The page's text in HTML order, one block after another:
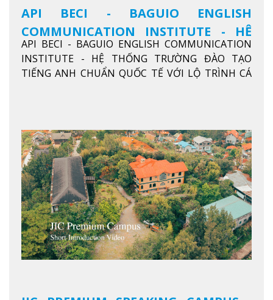
API BECI - BAGUIO ENGLISH
COMMUNICATION INSTITUTE - HỆ
THỐNG TRƯỜNG ĐÀO TẠO TIẾNG
ANH CHUẨN QUỐC TẾ
API BECI - BAGUIO ENGLISH COMMUNICATION
INSTITUTE - HỆ THỐNG TRƯỜNG ĐÀO TẠO
TIẾNG ANH CHUẨN QUỐC TẾ VỚI LỘ TRÌNH CÁ